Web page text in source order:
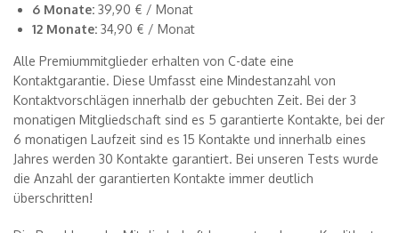
6 Monate: 39,90 € / Monat
12 Monate: 34,90 € / Monat
Alle Premiummitglieder erhalten von C-date eine
Kontaktgarantie. Diese Umfasst eine Mindestanzahl von
Kontaktvorschlägen innerhalb der gebuchten Zeit. Bei der 3
monatigen Mitgliedschaft sind es 5 garantierte Kontakte, bei der
6 monatigen Laufzeit sind es 15 Kontakte und innerhalb eines
Jahres werden 30 Kontakte garantiert. Bei unseren Tests wurde
die Anzahl der garantierten Kontakte immer deutlich
überschritten!